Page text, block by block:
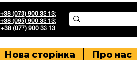
+38 (073) 900 33 13;
+38 (095) 900 33 13;
+38 (077) 900 33 13
Нова сторінка Про нас